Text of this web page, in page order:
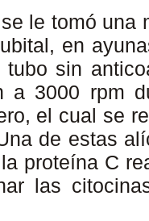
le tomó una
en
sin
a 3000 rpm
el cual se
de estas
proteína C
las